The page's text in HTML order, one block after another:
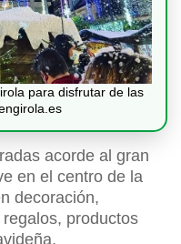
para disfrutar de las
acorde al gran
en el centro de la
decoración,
productos